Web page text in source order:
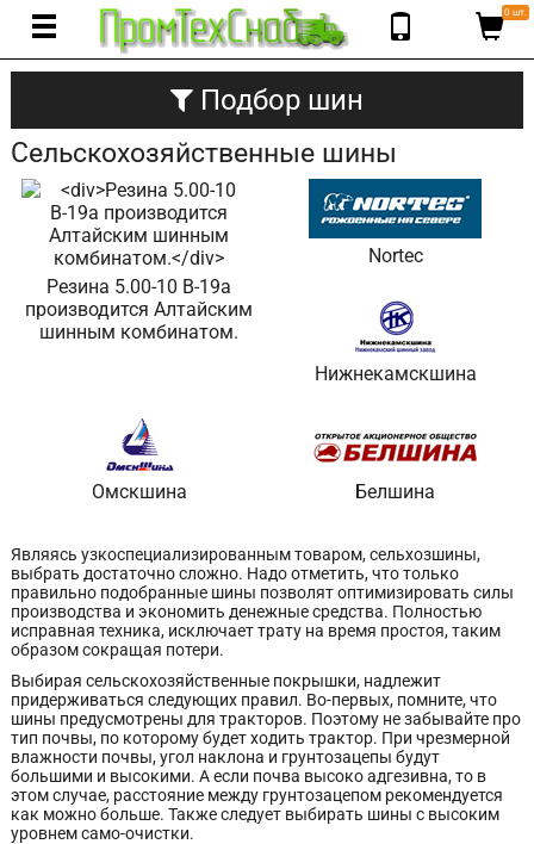
0 шт.
Подбор шин
Сельскохозяйственные шины
Резина 5.00-10 В-19а
производится Алтайским
шинным комбинатом.
Nortec
Нижнекамскшина
Омскшина Белшина
Являясь узкоспециализированным товаром, сельхозшины,
выбрать достаточно сложно. Надо отметить, что только
правильно подобранные шины позволят оптимизировать силы
производства и экономить денежные средства. Полностью
исправная техника, исключает трату на время простоя, таким
образом сокращая потери.
Выбирая сельскохозяйственные покрышки, надлежит
придерживаться следующих правил. Во-первых, помните, что
шины предусмотрены для тракторов. Поэтому не забывайте про
тип почвы, по которому будет ходить трактор. При чрезмерной
влажности почвы, угол наклона и грунтозацепы будут
большими и высокими. А если почва высоко адгезивна, то в
этом случае, расстояние между грунтозацепом рекомендуется
как можно больше. Также следует выбирать шины с высоким
уровнем само-очистки.